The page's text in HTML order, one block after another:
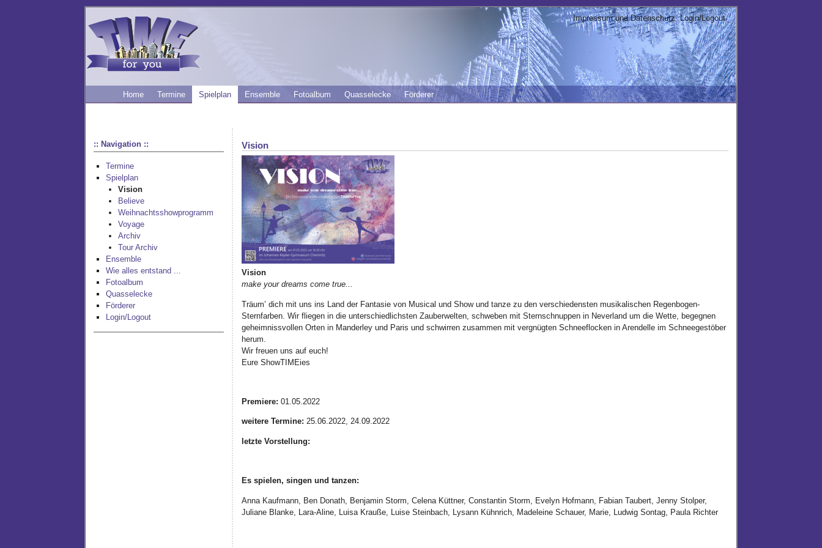
Impressum und Datenschutz Login/Logout
Home Termine Spielplan Ensemble Fotoalbum Quasselecke Förderer
:: Navigation ::
Termine
Spielplan
Vision
Believe
Weihnachtsshowprogramm
Voyage
Archiv
Tour Archiv
Ensemble
Wie alles entstand ...
Fotoalbum
Quasselecke
Förderer
Login/Logout
Vision
Vision
make your dreams come true...
Träum’ dich mit uns ins Land der Fantasie von Musical und Show und tanze zu den verschiedensten musikalischen Regenbogen-
Sternfarben. Wir fliegen in die unterschiedlichsten Zauberwelten, schweben mit Sternschnuppen in Neverland um die Wette, begegnen
geheimnissvollen Orten in Manderley und Paris und schwirren zusammen mit vergnügten Schneeflocken in Arendelle im Schneegestöber
herum.
Wir freuen uns auf euch!
Eure ShowTIMEies
Premiere: 01.05.2022
weitere Termine: 25.06.2022, 24.09.2022
letzte Vorstellung:
Es spielen, singen und tanzen:
Anna Kaufmann, Ben Donath, Benjamin Storm, Celena Küttner, Constantin Storm, Evelyn Hofmann, Fabian Taubert, Jenny Stolper,
Juliane Blanke, Lara-Aline, Luisa Krauße, Luise Steinbach, Lysann Kühnrich, Madeleine Schauer, Marie, Ludwig Sontag, Paula Richter